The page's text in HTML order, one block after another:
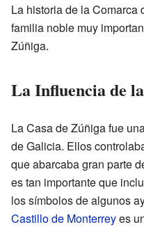
La historia de la Comarca
familia noble muy
Zúñiga.
La Influencia de
La Casa de Zúñiga fue
de Galicia. Ellos
que abarcaba gran parte
es tan importante que
los símbolos de algunos
Castillo de Monterreyes